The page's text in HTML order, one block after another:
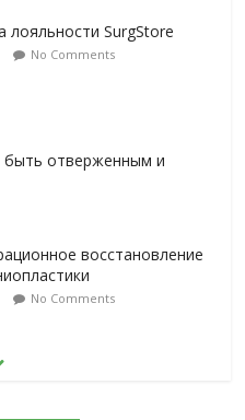
лояльности SurgStore
No Comments
быть отверженным и
восстановление
No Comments